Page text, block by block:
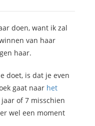
doen, want ik zal
van haar
haar.
doet, is dat je even
gaat naar het
jaar of 7 misschien
wel een moment